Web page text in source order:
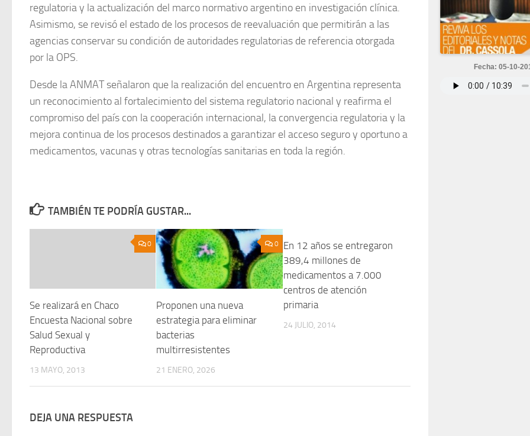
regulatoria y la actualización del marco normativo argentino en investigación clínica.
Asimismo, se revisó el estado de los procesos de reevaluación que permitirán a las
agencias conservar su condición de autoridades regulatorias de referencia otorgada
por la OPS.
Desde la ANMAT señalaron que la realización del encuentro en Argentina representa
un reconocimiento al fortalecimiento del sistema regulatorio nacional y reafirma el
compromiso del país con la cooperación internacional, la convergencia regulatoria y la
mejora continua de los procesos destinados a garantizar el acceso seguro y oportuno a
medicamentos, vacunas y otras tecnologías sanitarias en toda la región.
TAMBIÉN TE PODRÍA GUSTAR...
0
Se realizará en Chaco
Encuesta Nacional sobre
Salud Sexual y
Reproductiva
13 MAYO, 2013
0
Proponen una nueva
estrategia para eliminar
bacterias
multirresistentes
21 ENERO, 2026
En 12 años se entregaron
389,4 millones de
medicamentos a 7.000
centros de atención
primaria
24 JULIO, 2014
DEJA UNA RESPUESTA
Fecha: 05-10-